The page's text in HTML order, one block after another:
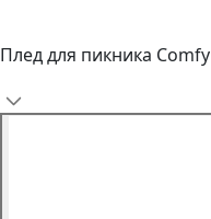
Плед для пикника Comfy